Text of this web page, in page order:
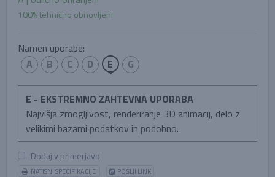
100% tehnično obnovljeni
Namen uporabe:
A
B C D E G
E - EKSTREMNO ZAHTEVNA UPORABA
Najvišja zmogljivost, renderiranje 3D animacij, delo z
velikimi bazami podatkov in podobno.
Dodaj v primerjavo
NATISNI SPECIFIKACIJE POŠLJI LINK